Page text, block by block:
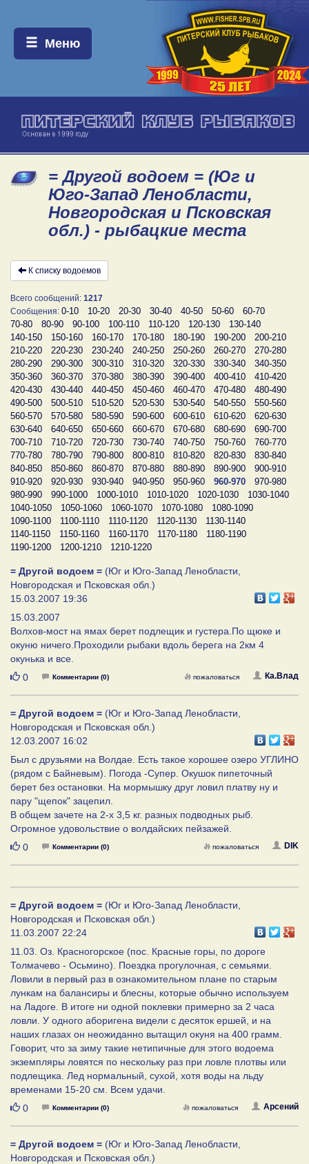
Меню:
Меню
= Другой водоем = (Юг и
Юго-Запад Ленобласти,
Новгородская и Псковская
обл.) - рыбацкие места
К списку водоемов
Всего сообщений: 1217
Сообщения: 0-10 10-20 20-30 30-40 40-50 50-60
60-70
70-80
80-90 90-100 100-110 110-120 120-130
130-140
140-150
150-160 160-170 170-180 180-190 190-200
200-210
210-220
220-230 230-240 240-250 250-260 260-270
270-280
280-290
290-300 300-310 310-320 320-330 330-340
340-350
350-360
360-370 370-380 380-390 390-400 400-410
410-420
420-430
430-440 440-450 450-460 460-470 470-480
480-490
490-500
500-510 510-520 520-530 530-540 540-550
550-560
560-570
570-580 580-590 590-600 600-610 610-620
620-630
630-640
640-650 650-660 660-670 670-680 680-690
690-700
700-710
710-720 720-730 730-740 740-750 750-760
760-770
770-780
780-790 790-800 800-810 810-820 820-830
830-840
840-850
850-860 860-870 870-880 880-890 890-900
900-910
910-920
920-930 930-940 940-950 950-960 960-970
970-980
980-990
990-1000 1000-1010 1010-1020 1020-1030
1030-1040
1040-1050
1050-1060 1060-1070 1070-1080
1080-1090
1090-1100
1100-1110 1110-1120 1120-1130
1130-1140
1140-1150
1150-1160 1160-1170 1170-1180
1180-1190
1190-1200
1200-1210 1210-1220
= Другой водоем = (Юг и Юго-Запад Ленобласти,
Новгородская и Псковская обл.)
15.03.2007 19:36
15.03.2007
Волхов-мост на ямах берет подлещик и густера.По щюке и
окуню ничего.Проходили рыбаки вдоль берега на 2км 4
окунька и все.
Нравится
0 Комментарии (0) Ка.Влад
пожаловаться
= Другой водоем = (Юг и Юго-Запад Ленобласти,
Новгородская и Псковская обл.)
12.03.2007 16:02
Был с друзьями на Волдае. Есть такое хорошее озеро УГЛИНО
(рядом с Байневым). Погода -Супер. Окушок пипеточный
берет без остановки. На мормышку друг ловил платву ну и
пару "щепок" зацепил.
В общем зачете на 2-х 3,5 кг. разных подводных рыб.
Огромное удовольствие о волдайских пейзажей.
Нравится
0 Комментарии (0) DIK
пожаловаться
= Другой водоем = (Юг и Юго-Запад Ленобласти,
Новгородская и Псковская обл.)
11.03.2007 22:24
11.03. Оз. Красногорское (пос. Красные горы, по дороге
Толмачево - Осьмино). Поездка прогулочная, с семьями.
Ловили в первый раз в ознакомительном плане по старым
лункам на балансиры и блесны, которые обычно используем
на Ладоге. В итоге ни одной поклевки примерно за 2 часа
ловли. У одного аборигена видели с десяток ершей, и на
наших глазах он неожиданно вытащил окуня на 400 грамм.
Говорит, что за зиму такие нетипичные для этого водоема
экземпляры ловятся по нескольку раз при ловле плотвы или
подлещика. Лед нормальный, сухой, хотя воды на льду
временами 15-20 см. Всем удачи.
Нравится
0 Комментарии (0) Арсений
пожаловаться
= Другой водоем = (Юг и Юго-Запад Ленобласти,
Новгородская и Псковская обл.)